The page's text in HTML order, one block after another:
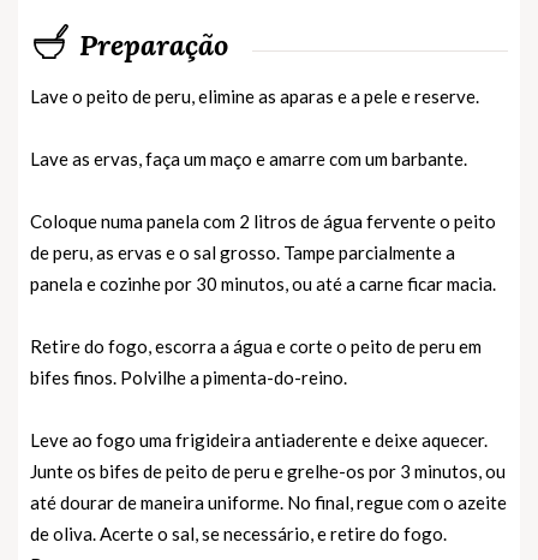
Preparação
Lave o peito de peru, elimine as aparas e a pele e reserve.
Lave as ervas, faça um maço e amarre com um barbante.
Coloque numa panela com 2 litros de água fervente o peito
de peru, as ervas e o sal grosso. Tampe parcialmente a
panela e cozinhe por 30 minutos, ou até a carne ficar macia.
Retire do fogo, escorra a água e corte o peito de peru em
bifes finos. Polvilhe a pimenta-do-reino.
Leve ao fogo uma frigideira antiaderente e deixe aquecer.
Junte os bifes de peito de peru e grelhe-os por 3 minutos, ou
até dourar de maneira uniforme. No final, regue com o azeite
de oliva. Acerte o sal, se necessário, e retire do fogo.